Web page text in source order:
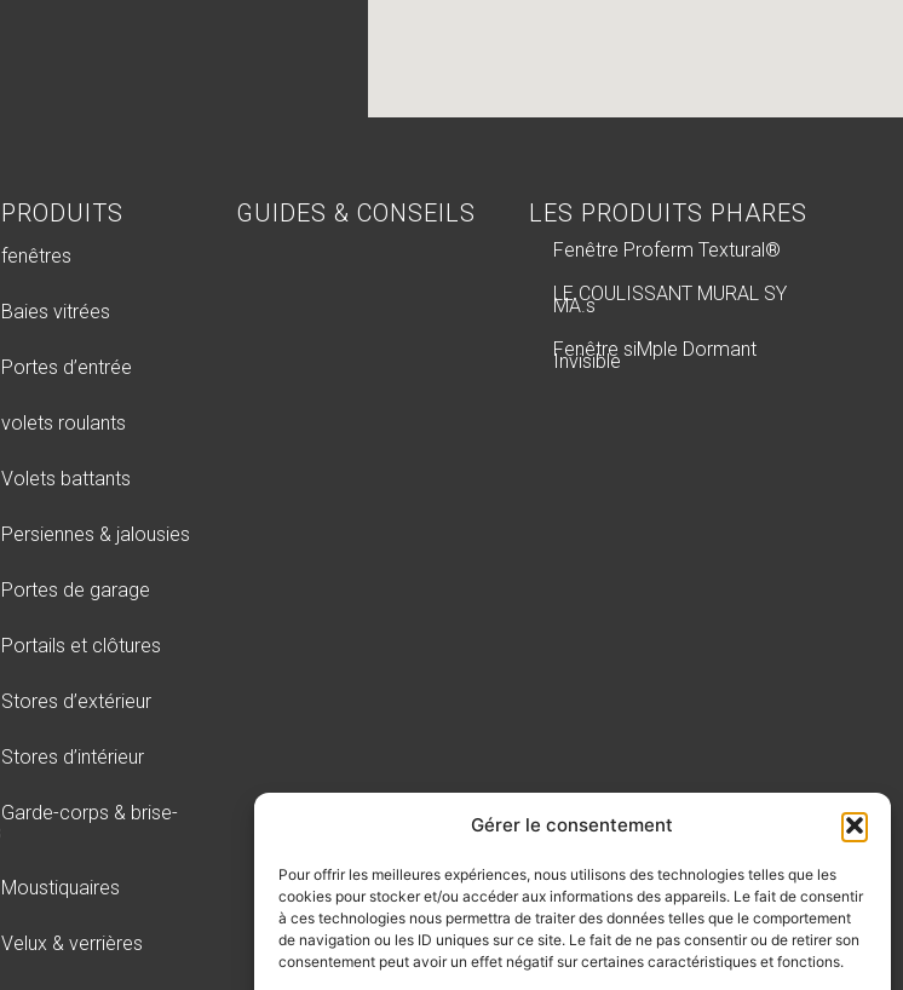
Gérer le consentement
Pour offrir les meilleures expériences, nous utilisons des technologies telles que les
cookies pour stocker et/ou accéder aux informations des appareils. Le fait de consentir
à ces technologies nous permettra de traiter des données telles que le comportement
de navigation ou les ID uniques sur ce site. Le fait de ne pas consentir ou de retirer son
consentement peut avoir un effet négatif sur certaines caractéristiques et fonctions.
vitrées
d’entrée​
roulants
battants​
& jalousies​
de garage​​
et clôtures​
d’extérieur​
d’intérieur​
corps & brise-
& verrières​
GUIDES & CONSEILS LES PRODUITS PHARES
Fenêtre Proferm Textural®
LE COULISSANT MURAL SY
MA.s
Fenêtre siMple Dormant
Invisible